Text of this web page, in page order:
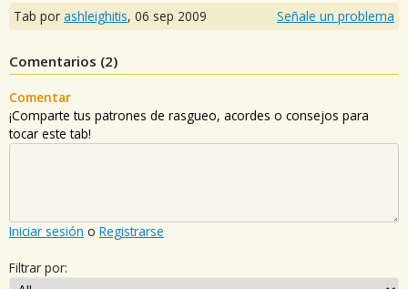
Tab por ashleighitis, 06 sep 2009 Señale un problema
Comentarios (2)
Comentar
¡Comparte tus patrones de rasgueo, acordes o consejos para
tocar este tab!
Iniciar sesión o Registrarse
Filtrar por: